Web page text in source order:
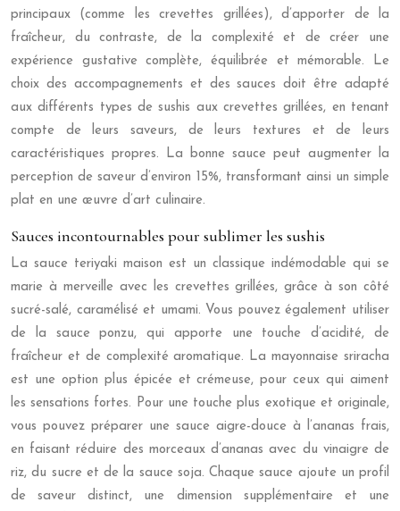
principaux (comme les crevettes grillées), d’apporter de la
fraîcheur, du contraste, de la complexité et de créer une
expérience gustative complète, équilibrée et mémorable. Le
choix des accompagnements et des sauces doit être adapté
aux différents types de sushis aux crevettes grillées, en tenant
compte de leurs saveurs, de leurs textures et de leurs
caractéristiques propres. La bonne sauce peut augmenter la
perception de saveur d’environ 15%, transformant ainsi un simple
plat en une œuvre d’art culinaire.
Sauces incontournables pour sublimer les sushis
La sauce teriyaki maison est un classique indémodable qui se
marie à merveille avec les crevettes grillées, grâce à son côté
sucré-salé, caramélisé et umami. Vous pouvez également utiliser
de la sauce ponzu, qui apporte une touche d’acidité, de
fraîcheur et de complexité aromatique. La mayonnaise sriracha
est une option plus épicée et crémeuse, pour ceux qui aiment
les sensations fortes. Pour une touche plus exotique et originale,
vous pouvez préparer une sauce aigre-douce à l’ananas frais,
en faisant réduire des morceaux d’ananas avec du vinaigre de
riz, du sucre et de la sauce soja. Chaque sauce ajoute un profil
de saveur distinct, une dimension supplémentaire et une